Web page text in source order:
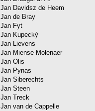
Jan Davidsz de Heem
Jan de Bray
Jan Fyt
Jan Kupecký
Jan Lievens
Jan Miense Molenaer
Jan Olis
Jan Pynas
Jan Siberechts
Jan Steen
Jan Treck
Jan van de Cappelle